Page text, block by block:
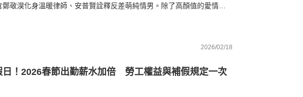
敬淏化身溫暖律師、安普賢詮釋反差萌純情男。除了高顏值的愛情故
2026/02/18
日！2026春節出勤薪水加倍 勞工權益與補假規定一次